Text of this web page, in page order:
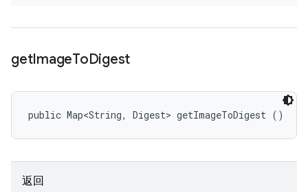
getImageToDigest
public Map<String, Digest> getImageToDigest ()
返回